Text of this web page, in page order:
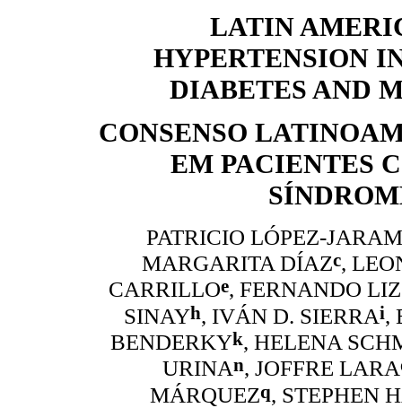
LATIN
HYPERTENSION
DIABETES AND
CONSENSO
EM PACIENTES
PATRICIO LÓPEZ-
MARGARITA DÍAZc,
CARRILLOe, FERNANDO
SINAYh, IVÁN D. SIERRAi,
BENDERKYk, HELENA
URINAn, JOFFRE LARA
MÁRQUEZq, STEPHEN